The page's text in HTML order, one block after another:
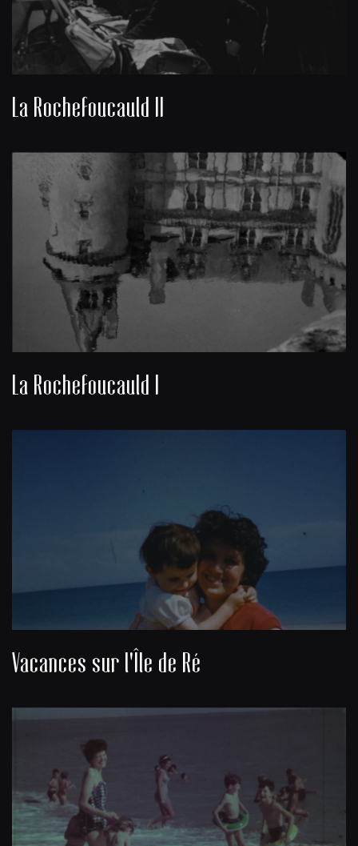
La Rochefoucauld II
La Rochefoucauld I
Vacances sur l'Île de Ré